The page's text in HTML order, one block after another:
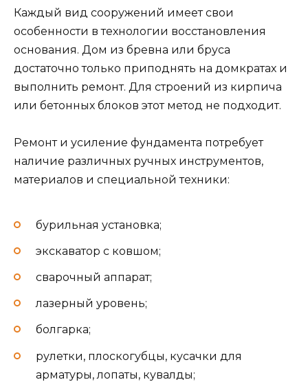
Каждый вид сооружений имеет свои
особенности в технологии восстановления
основания. Дом из бревна или бруса
достаточно только приподнять на домкратах и
выполнить ремонт. Для строений из кирпича
или бетонных блоков этот метод не подходит.
Ремонт и усиление фундамента потребует
наличие различных ручных инструментов,
материалов и специальной техники:
бурильная установка;
экскаватор с ковшом;
сварочный аппарат;
лазерный уровень;
болгарка;
рулетки, плоскогубцы, кусачки для
арматуры, лопаты, кувалды;